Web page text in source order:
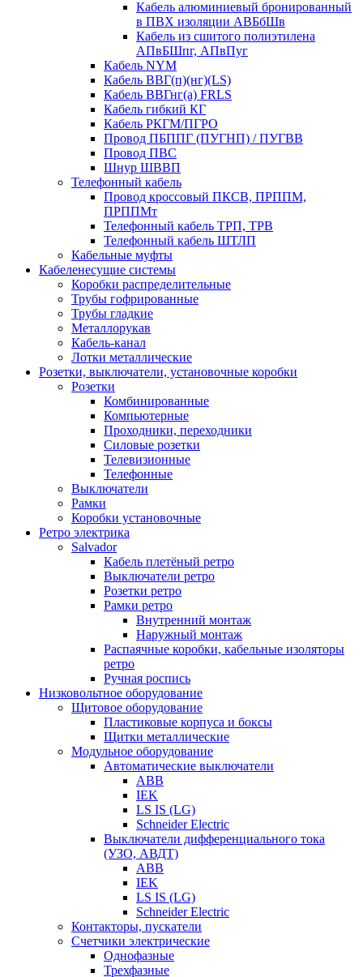
Кабель алюминиевый бронированный
в ПВХ изоляции АВБбШв
Кабель из сшитого полиэтилена
АПвБШпг, АПвПуг
Кабель NYM
Кабель ВВГ(п)(нг)(LS)
Кабель ВВГнг(а) FRLS
Кабель гибкий КГ
Кабель РКГМ/ПГРО
Провод ПБППГ (ПУГНП) / ПУГВВ
Провод ПВС
Шнур ШВВП
Телефонный кабель
Провод кроссовый ПКСВ, ПРППМ,
ПРППМт
Телефонный кабель ТРП, ТРВ
Телефонный кабель ШТЛП
Кабельные муфты
Кабеленесущие системы
Коробки распределительные
Трубы гофрированные
Трубы гладкие
Металлорукав
Кабель-канал
Лотки металлические
Розетки, выключатели, установочные коробки
Розетки
Комбинированные
Компьютерные
Проходники, переходники
Силовые розетки
Телевизионные
Телефонные
Выключатели
Рамки
Коробки установочные
Ретро электрика
Salvador
Кабель плетёный ретро
Выключатели ретро
Розетки ретро
Рамки ретро
Внутренний монтаж
Наружный монтаж
Распаячные коробки, кабельные изоляторы
ретро
Ручная роспись
Низковольтное оборудование
Щитовое оборудование
Пластиковые корпуса и боксы
Щитки металлические
Модульное оборудование
Автоматические выключатели
ABB
IEK
LS IS (LG)
Schneider Electric
Выключатели дифференциального тока
(УЗО, АВДТ)
ABB
IEK
LS IS (LG)
Schneider Electric
Контакторы, пускатели
Счетчики электрические
Однофазные
Трехфазные